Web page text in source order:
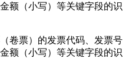
额（小写）等关键字段的识
卷票）的发票代码、发票号
额（小写）等关键字段的识